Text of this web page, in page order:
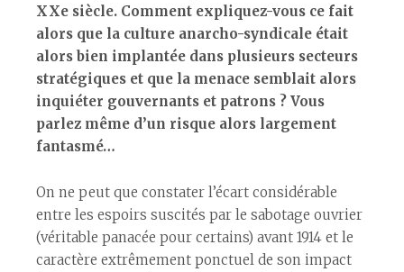
XXe siècle. Comment expliquez-vous ce fait
alors que la culture anarcho-syndicale était
alors bien implantée dans plusieurs secteurs
stratégiques et que la menace semblait alors
inquiéter gouvernants et patrons ? Vous
parlez même d’un risque alors largement
fantasmé…
On ne peut que constater l’écart considérable
entre les espoirs suscités par le sabotage ouvrier
(véritable panacée pour certains) avant 1914 et le
caractère extrêmement ponctuel de son impact